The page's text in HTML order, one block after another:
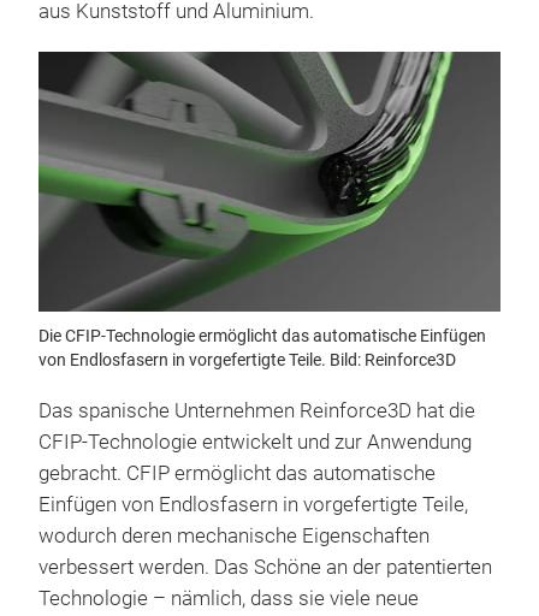
aus Kunststoff und Aluminium.
Die CFIP-Technologie ermöglicht das automatische Einfügen
von Endlosfasern in vorgefertigte Teile. Bild: Reinforce3D
Das spanische Unternehmen Reinforce3D hat die
CFIP-Technologie entwickelt und zur Anwendung
gebracht. CFIP ermöglicht das automatische
Einfügen von Endlosfasern in vorgefertigte Teile,
wodurch deren mechanische Eigenschaften
verbessert werden. Das Schöne an der patentierten
Technologie – nämlich, dass sie viele neue